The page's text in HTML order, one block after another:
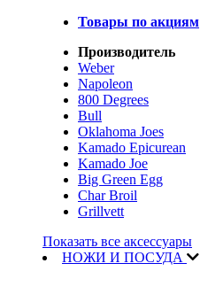
Товары по акциям
Производитель
Weber
Napoleon
800 Degrees
Bull
Oklahoma Joes
Kamado Epicurean
Kamado Joe
Big Green Egg
Char Broil
Grillvett
Показать все аксессуары
НОЖИ И ПОСУДА